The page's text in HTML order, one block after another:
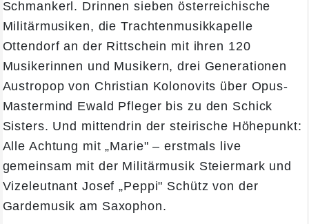
Schmankerl. Drinnen sieben österreichische
Militärmusiken, die Trachtenmusikkapelle
Ottendorf an der Rittschein mit ihren 120
Musikerinnen und Musikern, drei Generationen
Austropop von Christian Kolonovits über Opus-
Mastermind Ewald Pfleger bis zu den Schick
Sisters. Und mittendrin der steirische Höhepunkt:
Alle Achtung mit „Marie" – erstmals live
gemeinsam mit der Militärmusik Steiermark und
Vizeleutnant Josef „Peppi" Schütz von der
Gardemusik am Saxophon.